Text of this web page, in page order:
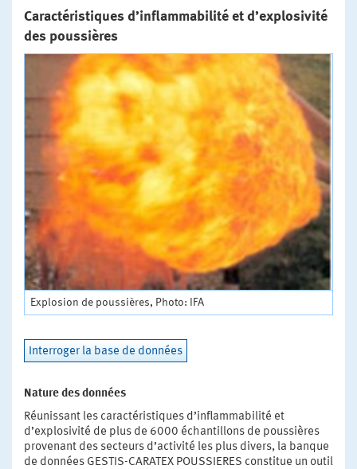
Caractéristiques d’inflammabilité et d’explosivité
des poussières
Explosion de poussières, Photo: IFA
Interroger la base de données
Nature des données
Réunissant les caractéristiques d’inflammabilité et
d’explosivité de plus de 6000 échantillons de poussières
provenant des secteurs d’activité les plus divers, la banque
de données GESTIS-CARATEX POUSSIERES constitue un outil